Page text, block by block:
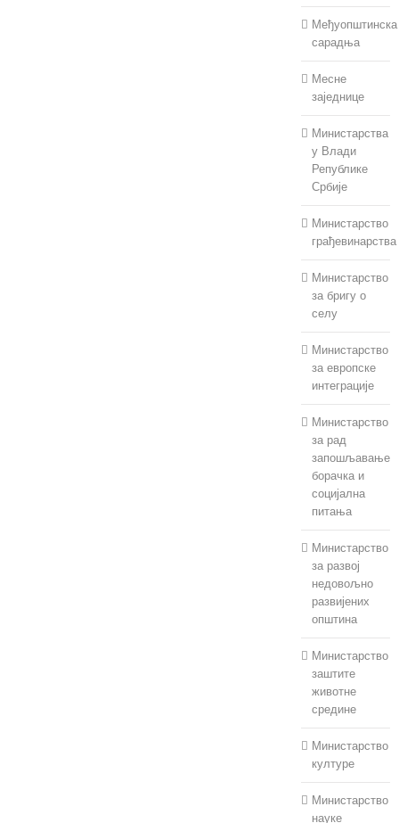
Међуопштинска
сарадња
Месне
заједнице
Министарства
у Влади
Републике
Србије
Министарство
грађевинарства
Министарство
за бригу о
селу
Министарство
за европске
интеграције
Министарство
за рад
запошљавање
борачка и
социјална
питања
Министарство
за развој
недовољно
развијених
општина
Министарство
заштите
животне
средине
Министарство
културе
Министарство
науке